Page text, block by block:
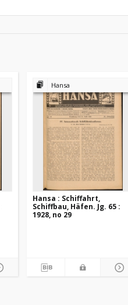
Hansa
Hansa : Schiffahrt,
Schiffbau, Häfen. Jg. 65 :
1928, no 29